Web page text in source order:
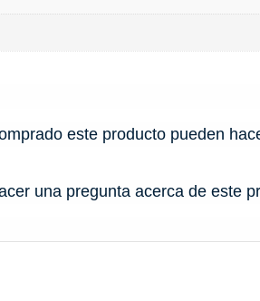
este producto pueden
una pregunta acerca de este